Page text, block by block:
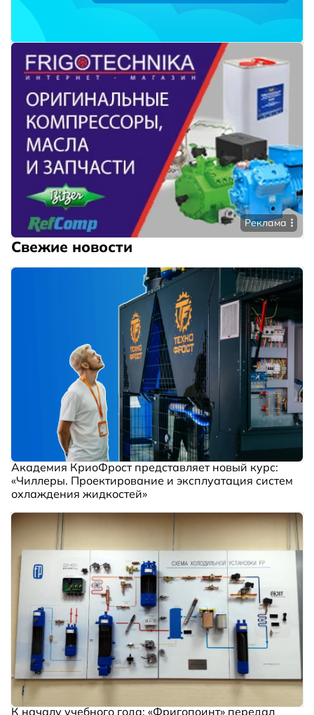
Реклама
Свежие новости
Академия КриоФрост представляет новый курс:
«Чиллеры. Проектирование и эксплуатация систем
охлаждения жидкостей»
К началу учебного года: «Фригопоинт» передал